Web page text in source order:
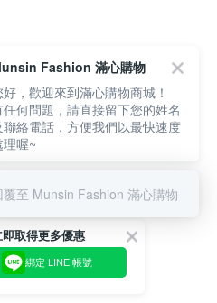
取得更多優惠
綁定 LINE 帳號
Fashion 滿心購物
好，歡迎來到滿心購物商城！
任何問題，請直接留下您的姓名
聯絡電話，方便我們以最快速度
理喔~
覆至 Munsin Fashion 滿心購物